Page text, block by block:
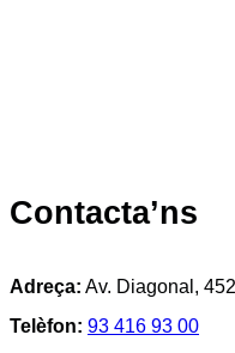
Contacta’ns
Adreça: Av. Diagonal,
Telèfon: 93 416 93 00